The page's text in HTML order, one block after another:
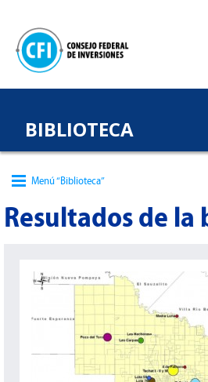
BIBLIOTECA
Menú “Biblioteca”
Resultados de la